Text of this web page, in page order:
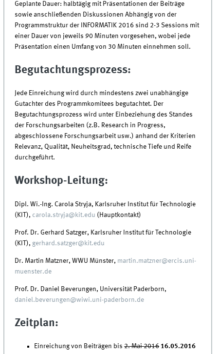
Geplante Dauer: halbtägig mit Präsentationen der Beiträge
sowie anschließenden Diskussionen Abhängig von der
Programmstruktur der INFORMATIK 2016 sind 2-3 Sessions mit
einer Dauer von jeweils 90 Minuten vorgesehen, wobei jede
Präsentation einen Umfang von 30 Minuten einnehmen soll.
Begutachtungsprozess:
Jede Einreichung wird durch mindestens zwei unabhängige
Gutachter des Programmkomitees begutachtet. Der
Begutachtungsprozess wird unter Einbeziehung des Standes
der Forschungsarbeiten (z.B. Research in Progress,
abgeschlossene Forschungsarbeit usw.) anhand der Kriterien
Relevanz, Qualität, Neuheitsgrad, technische Tiefe und Reife
durchgeführt.
Workshop-Leitung:
Dipl. Wi.-Ing. Carola Stryja, Karlsruher Institut für Technologie
(KIT), carola.stryja@kit.edu (Hauptkontakt)
Prof. Dr. Gerhard Satzger, Karlsruher Institut für Technologie
(KIT), gerhard.satzger@kit.edu
Dr. Martin Matzner, WWU Münster, martin.matzner@ercis.uni-
muenster.de
Prof. Dr. Daniel Beverungen, Universität Paderborn,
daniel.beverungen@wiwi.uni-paderborn.de
Zeitplan:
Einreichung von Beiträgen bis2. Mai 201616.05.2016